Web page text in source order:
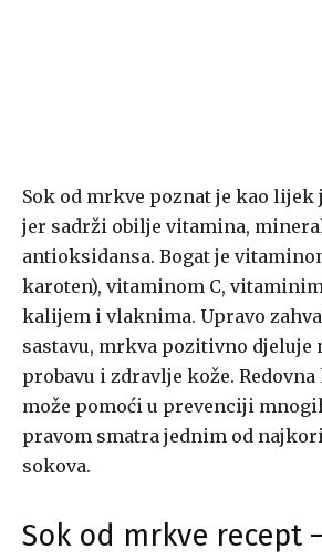
Sok od mrkve poznat je kao lijek
jer sadrži obilje vitamina,
antioksidansa. Bogat je
karoten), vitaminom C,
kalijem i vlaknima. Upravo
sastavu, mrkva pozitivno djeluje
probavu i zdravlje kože.
može pomoći u prevenciji
pravom smatra jednim od
sokova.
Sok od mrkve recept